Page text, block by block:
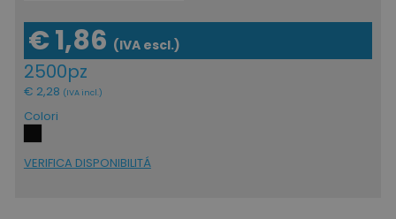
€ 1,86 (IVA escl.)
2500pz
€ 2,28 (IVA incl.)
Colori
VERIFICA DISPONIBILITÁ